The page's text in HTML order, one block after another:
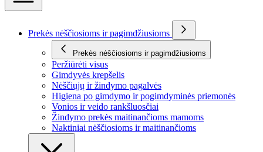
Prekės nėščiosioms ir pagimdžiusioms
Prekės nėščiosioms ir pagimdžiusioms
Peržiūrėti visus
Gimdyvės krepšelis
Nėščiųjų ir žindymo pagalvės
Higiena po gimdymo ir pogimdyminės priemonės
Vonios ir veido rankšluosčiai
Žindymo prekės maitinančioms mamoms
Naktiniai nėščiosioms ir maitinančioms